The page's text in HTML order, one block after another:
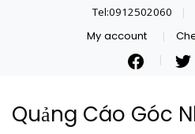
Tel:0912502060
My account
Quảng Cáo Góc